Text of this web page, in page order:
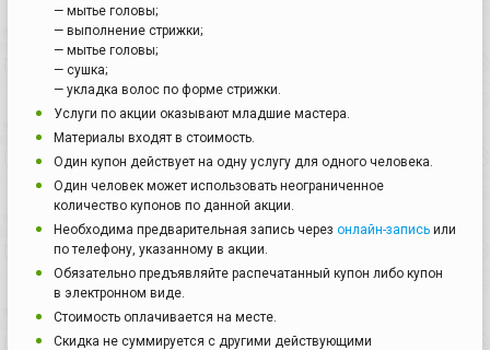
— мытье головы;
— выполнение стрижки;
— мытье головы;
— сушка;
— укладка волос по форме стрижки.
Услуги по акции оказывают младшие мастера.
Материалы входят в стоимость.
Один купон действует на одну услугу для одного человека.
Один человек может использовать неограниченное
количество купонов по данной акции.
Необходима предварительная запись через онлайн-запись или
по телефону, указанному в акции.
Обязательно предъявляйте распечатанный купон либо купон
в электронном виде.
Стоимость оплачивается на месте.
Скидка не суммируется с другими действующими